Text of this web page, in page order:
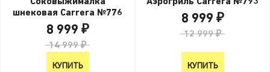
Соковыжималка
шнековая Carrera №776
8 999 ₽
14 999 ₽
КУПИТЬ
Аэрогриль Carrera №793
8 999 ₽
12 999 ₽
КУПИТЬ